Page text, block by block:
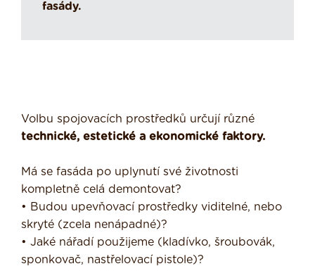
fasády.
Volbu spojovacích prostředků určují různé
technické, estetické a ekonomické faktory.
Má se fasáda po uplynutí své životnosti
kompletně celá demontovat?
• Budou upevňovací prostředky viditelné, nebo
skryté (zcela nenápadné)?
• Jaké nářadí použijeme (kladívko, šroubovák,
sponkovač, nastřelovací pistole)?